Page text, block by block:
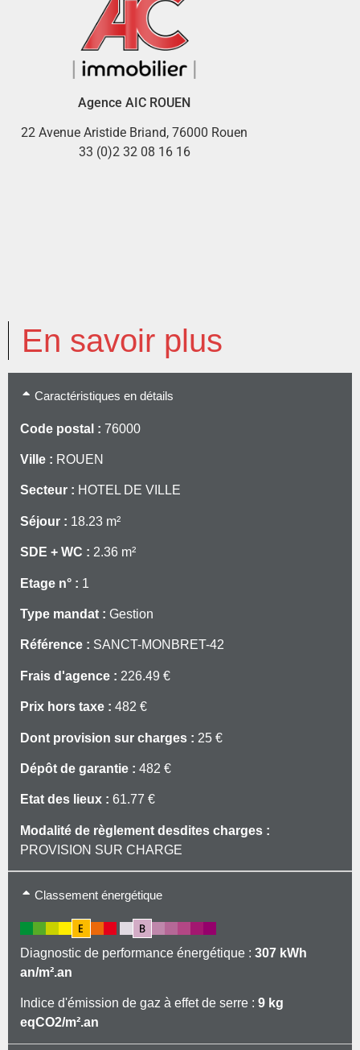
Agence AIC ROUEN
22 Avenue Aristide Briand, 76000 Rouen
33 (0)2 32 08 16 16
En savoir plus
Caractéristiques en détails
Code postal : 76000
Ville : ROUEN
Secteur : HOTEL DE VILLE
Séjour : 18.23 m²
SDE + WC : 2.36 m²
Etage n° : 1
Type mandat : Gestion
Référence : SANCT-MONBRET-42
Frais d'agence : 226.49 €
Prix hors taxe : 482 €
Dont provision sur charges : 25 €
Dépôt de garantie : 482 €
Etat des lieux : 61.77 €
Modalité de règlement desdites charges :
PROVISION SUR CHARGE
Eau froide: Collective avec millième
Classement énergétique
Diagnostic de performance énergétique : 307 kWh
an/m².an
Indice d'émission de gaz à effet de serre : 9 kg
eqCO2/m².an